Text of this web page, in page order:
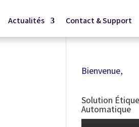
Actualités Contact & Support
Bienvenue,
Solution
Automatique